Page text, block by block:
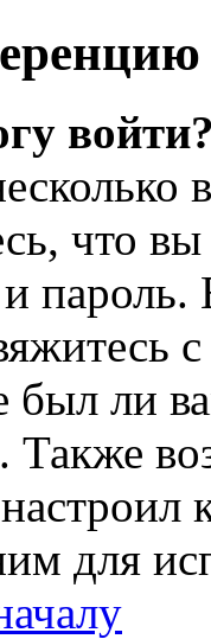
что
и
был ли
Также
для